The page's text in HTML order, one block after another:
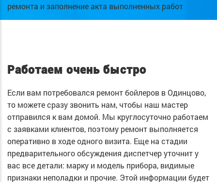
ремонта и заполнение акта выполненных работ
Работаем очень быстро
Если вам потребовался ремонт бойлеров в Одинцово,
то можете сразу звонить нам, чтобы наш мастер
отправился к вам домой. Мы круглосуточно работаем
с заявками клиентов, поэтому ремонт выполняется
оперативно в ходе одного визита. Еще на стадии
предварительного обсуждения диспетчер уточнит у
вас все детали: марку и модель прибора, видимые
признаки неполадки и прочие. Этой информации будет